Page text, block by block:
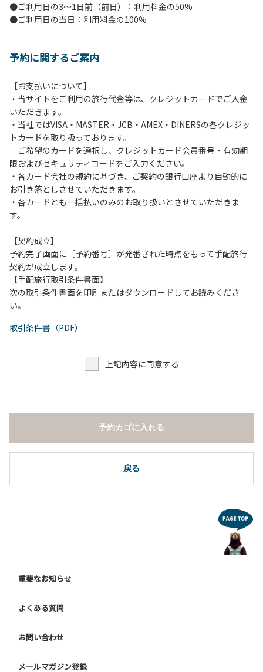
のお食事。
・お食事は18時と19時の2回に分けて行います。（ご希望の
・玄関、食堂に手指の消毒スプレーを設置。
・定期的な施設の消毒。
・スタッフの体調管理、健康チェックの徹底。
・使い捨てスリッパをご用意しております。
・施設内の換気。
※食事中は窓を開けて換気をさせていただく場合がございま
す。また、山の上なので朝晩は冷えます。服装は１枚多めに
ご用意ください。
【お客様へお願い】
・パブリックスペースでは、食事中以外はマスクの着用をお
願いします。
・トイレは各客室のトイレをご利用ください。
※緊急時以外の食堂のトイレの使用は禁止とさせていただき
ます。
●ご利用日の3～1日前（前日）：利用料金の50%
●ご利用日の当日：利用料金の100%
予約に関するご案内
【お支払いについて】
・当サイトをご利用の旅行代金等は、クレジットカードでご入金
いただきます。
・当社ではVISA・MASTER・JCB・AMEX・DINERSの各クレジッ
トカードを取り扱っております。
ご希望のカードを選択し、クレジットカード会員番号・有効期
限およびセキュリティコードをご入力ください。
・各カード会社の規約に基づき、ご契約の銀行口座より自動的に
お引き落としさせていただきます。
・各カードとも一括払いのみのお取り扱いとさせていただきま
す。
【契約成立】
予約完了画面に［予約番号］が発番された時点をもって手配旅行
契約が成立します。
【手配旅行取引条件書面】
次の取引条件書面を印刷またはダウンロードしてお読みくださ
い。
取引条件書（PDF）
上記内容に同意する
戻る
予約カゴに入れる
重要なお知らせ
よくある質問
お問い合わせ
メールマガジン登録